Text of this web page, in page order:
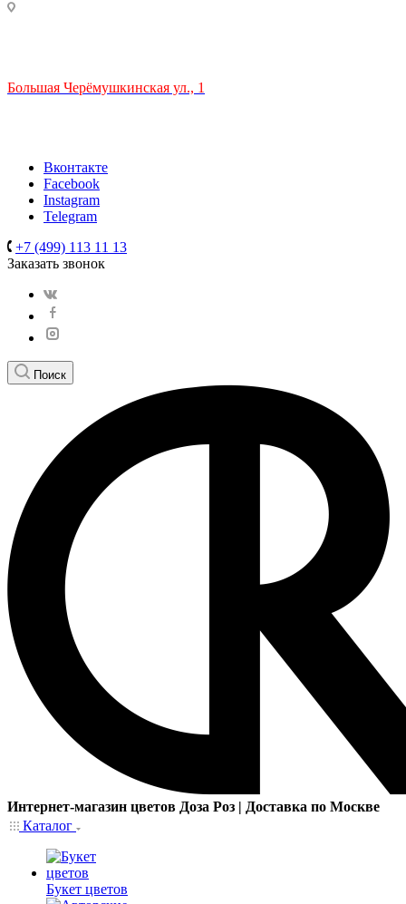
Большая Черёмушкинская ул., 1
Вконтакте
Facebook
Instagram
Telegram
+7 (499) 113 11 13
Заказать звонок
Поиск
Интернет-магазин цветов Доза Роз | Доставка по Москве
Каталог
Букет цветов